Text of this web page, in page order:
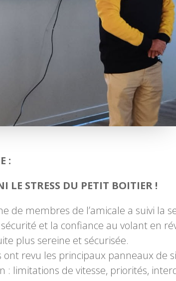
:
LE STRESS DU PETIT BOITIER !
de membres de l’amicale a suivi la
et la confiance au volant en
plus sereine et sécurisée.
revu les principaux panneaux de
: limitations de vitesse, priorités,